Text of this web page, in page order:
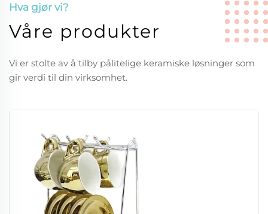
Hva gjør vi?
Våre produkter
Vi er stolte av å tilby pålitelige keramiske løsninger som
gir verdi til din virksomhet.